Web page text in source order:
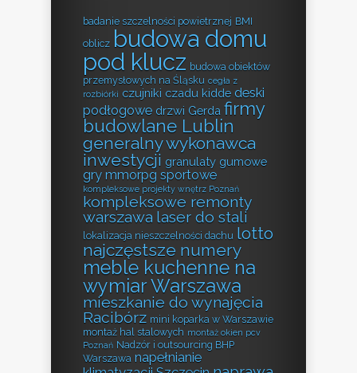
badanie szczelności powietrznej BMI
oblicz budowa domu
pod klucz budowa obiektów
przemysłowych na Śląsku cegła z
rozbiórki czujniki czadu kidde deski
podłogowe drzwi Gerda firmy
budowlane Lublin
generalny wykonawca
inwestycji granulaty gumowe
gry mmorpg sportowe
kompleksowe projekty wnętrz Poznań
kompleksowe remonty
warszawa laser do stali
lokalizacja nieszczelności dachu lotto
najczęstsze numery
meble kuchenne na
wymiar Warszawa
mieszkanie do wynajęcia
Racibórz mini koparka w Warszawie
montaż hal stalowych montaż okien pcv
Poznań Nadzór i outsourcing BHP
Warszawa napełnianie